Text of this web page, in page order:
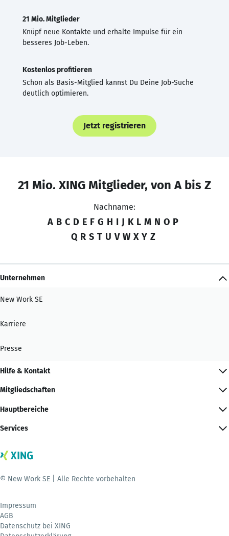
21 Mio. Mitglieder
Knüpf neue Kontakte und erhalte Impulse für ein
besseres Job-Leben.
Kostenlos profitieren
Schon als Basis-Mitglied kannst Du Deine Job-Suche
deutlich optimieren.
Jetzt registrieren
21 Mio. XING Mitglieder, von A bis Z
Nachname:
A B C D E F G H I J K L M N O P
Q R S T U V W X Y Z
Unternehmen
New Work SE
Karriere
Presse
Hilfe & Kontakt
Mitgliedschaften
Hauptbereiche
Services
© New Work SE | Alle Rechte vorbehalten
Impressum
AGB
Datenschutz bei XING